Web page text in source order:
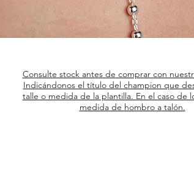
Consulte stock antes de comprar con
Indicándonos el título del champion que
talle o medida de la plantilla. En el caso de
medida de hombro a talón.